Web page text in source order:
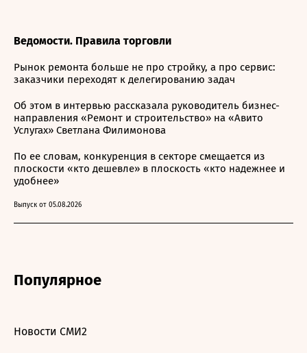
Ведомости. Правила торговли
Рынок ремонта больше не про стройку, а про сервис:
заказчики переходят к делегированию задач
Об этом в интервью рассказала руководитель бизнес-
направления «Ремонт и строительство» на «Авито
Услугах» Светлана Филимонова
По ее словам, конкуренция в секторе смещается из
плоскости «кто дешевле» в плоскость «кто надежнее и
удобнее»
Выпуск от 05.08.2026
Популярное
Новости СМИ2